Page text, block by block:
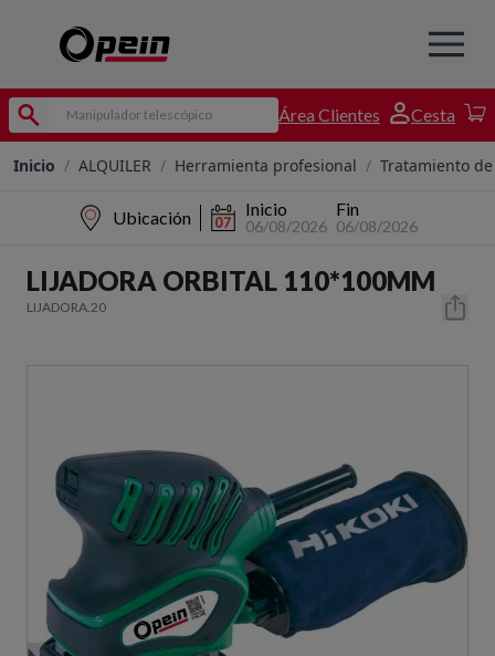
Área Clientes Cesta
Inicio / ALQUILER / Herramienta profesional / Tratamiento
Ubicación Inicio
06/08/2026
Fin
06/08/2026
LIJADORA ORBITAL 110*100MM
LIJADORA.20